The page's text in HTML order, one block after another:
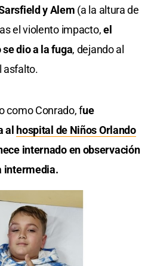
y Alem (a la altura de
el violento impacto,el
dio a la fuga, dejando al
asfalto.
como Conrado, fue
al hospital de Niños Orlando
internado en observación
intermedia.